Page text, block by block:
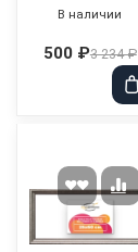
В наличии
500 ₽3 234 ₽